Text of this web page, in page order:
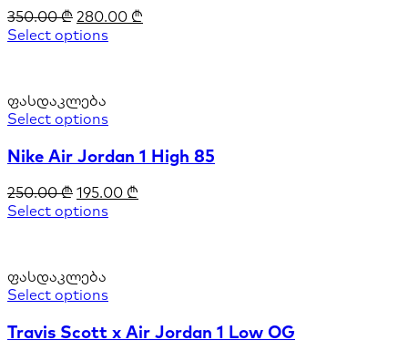
350.00₾ 280.00 ₾
Select options
ფასდაკლება
Select options
Nike Air Jordan 1 High 85
250.00₾ 195.00 ₾
Select options
ფასდაკლება
Select options
Travis Scott x Air Jordan 1 Low OG